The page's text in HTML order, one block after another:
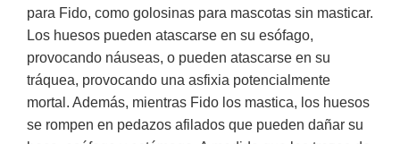
para Fido, como golosinas para mascotas sin masticar.
Los huesos pueden atascarse en su esófago,
provocando náuseas, o pueden atascarse en su
tráquea, provocando una asfixia potencialmente
mortal. Además, mientras Fido los mastica, los huesos
se rompen en pedazos afilados que pueden dañar su